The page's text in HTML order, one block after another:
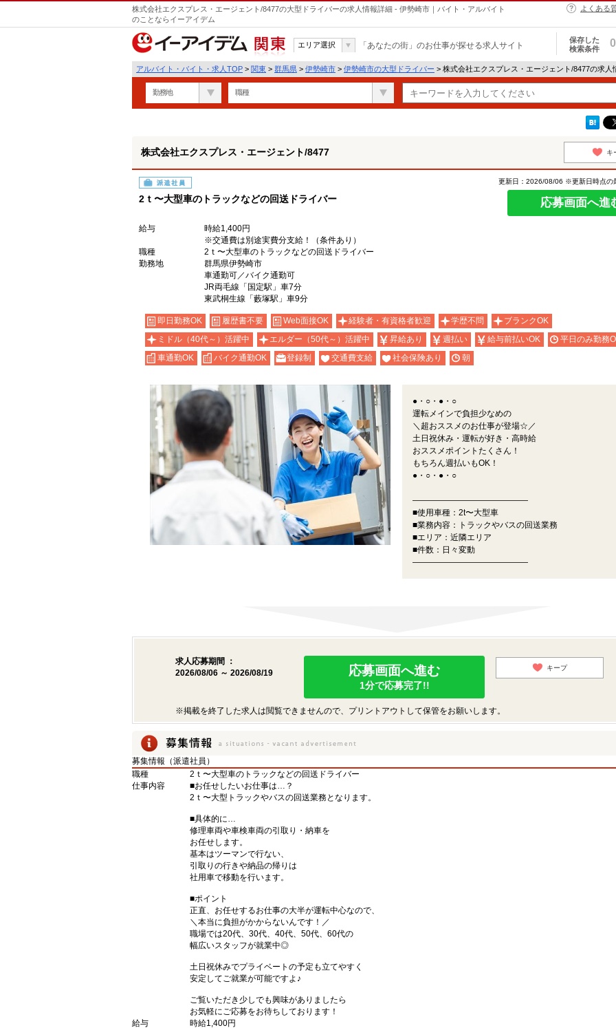
株式会社エクスプレス・エージェント/8477の大型ドライバーの求人情報詳細 - 伊勢崎市｜バイト・アルバイト
のことならイーアイデム
よくある
関東
エリア選択 「あなたの街」のお仕事が探せる求人サイト
保存した
検索条件
0
アルバイト・バイト・求人TOP > 関東 > 群馬県 > 伊勢崎市 > 伊勢崎市の大型ドライバー > 株式会社エクスプレス・エージェント/8477の求人
勤務地 職種
株式会社エクスプレス・エージェント/8477 キ
派遣社員
2ｔ〜大型車のトラックなどの回送ドライバー
更新日：2026/08/06 ※更新日時点の
応募画面へ進
給与
時給1,400円
※交通費は別途実費分支給！（条件あり）
職種
2ｔ〜大型車のトラックなどの回送ドライバー
勤務地
群馬県伊勢崎市
車通勤可／バイク通勤可
JR両毛線「国定駅」車7分
東武桐生線「藪塚駅」車9分
即日勤務OK 履歴書不要 Web面接OK 経験者・有資格者歓迎 学歴不問
ブランクOK
ミドル（40代～）活躍中
エルダー（50代～）活躍中 昇給あり 週払い 給与前払いOK
平日のみ勤務
車通勤OK
バイク通勤OK 登録制 交通費支給 社会保険あり 朝
●・○・●・○
運転メインで負担少なめの
＼超おススメのお仕事が登場☆／
土日祝休み・運転が好き・高時給
おススメポイントたくさん！
もちろん週払いもOK！
●・○・●・○
――――――――――――――
■使用車種：2t〜大型車
■業務内容：トラックやバスの回送業務
■エリア：近隣エリア
■件数：日々変動
――――――――――――――
求人応募期間 ：
2026/08/06 ～ 2026/08/19
応募画面へ進む
1分で応募完了!!
キープ
※掲載を終了した求人は閲覧できませんので、プリントアウトして保管をお願いします。
募集情報（派遣社員）
職種
2ｔ〜大型車のトラックなどの回送ドライバー
仕事内容
■お任せしたいお仕事は…？
2ｔ〜大型トラックやバスの回送業務となります。
■具体的に…
修理車両や車検車両の引取り・納車を
お任せします。
基本はツーマンで行ない、
引取りの行きや納品の帰りは
社用車で移動を行います。
■ポイント
正直、お任せするお仕事の大半が運転中心なので、
＼本当に負担がかからないんです！／
職場では20代、30代、40代、50代、60代の
幅広いスタッフが就業中◎
土日祝休みでプライベートの予定も立てやすく
安定してご就業が可能ですよ♪
ご覧いただき少しでも興味がありましたら
お気軽にご応募をお待ちしております！
給与
時給1,400円